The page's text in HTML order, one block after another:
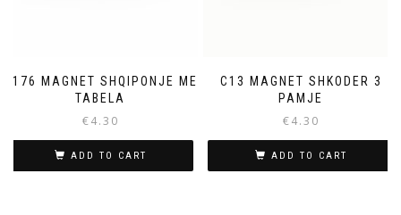
C176 MAGNET SHQIPONJE ME
TABELA
€4.30
ADD TO CART
C13 MAGNET SHKODER 3
PAMJE
€4.30
ADD TO CART